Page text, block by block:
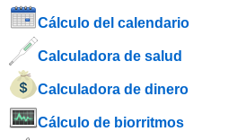
Cálculo del calendario
Calculadora de salud
Calculadora de dinero
Cálculo de biorritmos